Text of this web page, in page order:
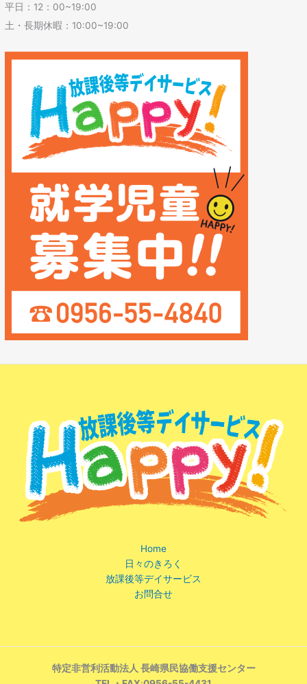
平日：12：00~19:00
土・長期休暇：10:00~19:00
Home
日々のきろく
放課後等デイサービス
お問合せ
特定非営利活動法人 長崎県民協働支援センター